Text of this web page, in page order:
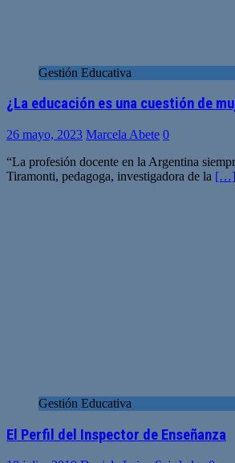
Gestión Educativa
¿La educación es una cuestión de
26 mayo, 2023 Marcela Abete 0
“La profesión docente en la Argentina
Tiramonti, pedagoga, investigadora de la […]
Gestión Educativa
El Perfil del Inspector de Enseñanza